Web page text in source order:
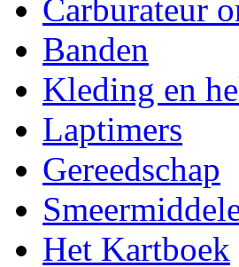
Carburateur
Banden
Kleding en
Laptimers
Gereedschap
Het Kartboek